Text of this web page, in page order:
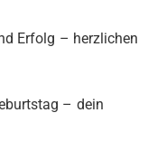
Erfolg – herzlichen
– dein